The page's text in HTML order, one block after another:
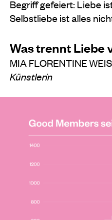
Begriff gefeiert: Liebe
Selbstliebe ist alles
Was trennt Liebe
MIA FLORENTINE
Künstlerin